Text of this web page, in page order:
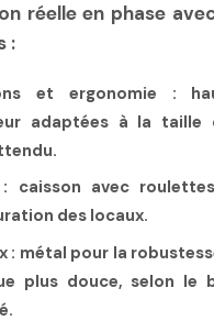
réelle en phase
:
et ergonomie :
adaptées à la taille
: caisson avec
des locaux.
: métal pour la
plus douce, selon le